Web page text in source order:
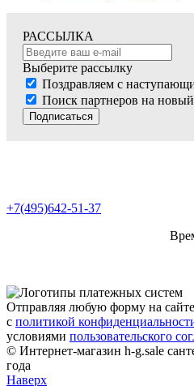
РАССЫЛКА
Выберите рассылку
Поздравляем с
Поиск партнеров на
Подписаться
+7(495)642-51-37
Отправляя любую форму на
с политикой
условиями пользовательского
© Интернет-магазин h-g.sale
года
Наверх